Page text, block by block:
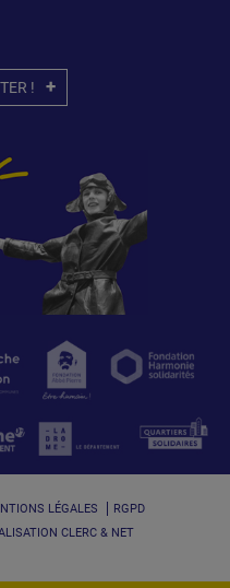
!
LÉGALES
RGPD
CLERC & NET